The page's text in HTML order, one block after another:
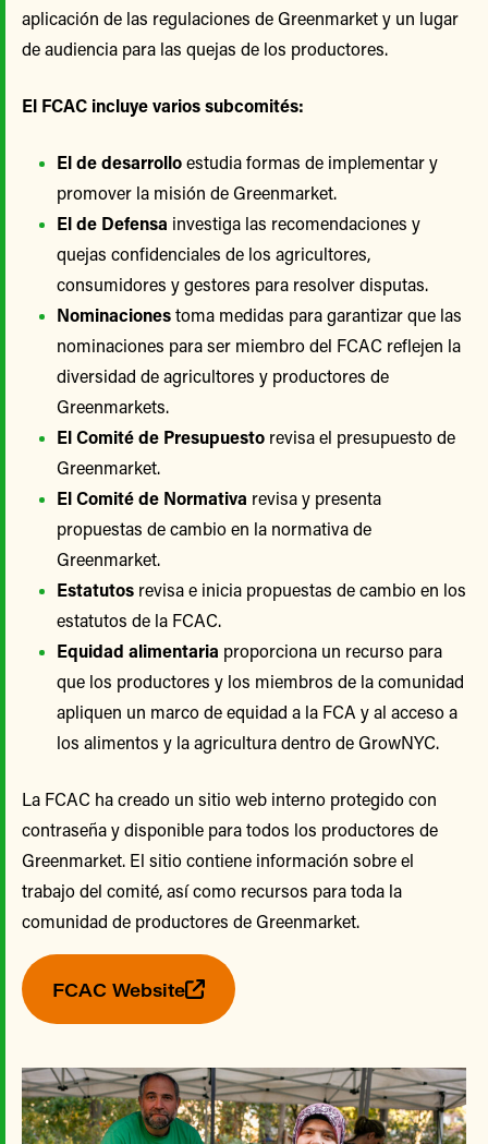
aplicación de las regulaciones de Greenmarket y un lugar
de audiencia para las quejas de los productores.
El FCAC incluye varios subcomités:
El de desarrolloestudia formas de implementar y
promover la misión de Greenmarket.
El de Defensa investiga las recomendaciones y
quejas confidenciales de los agricultores,
consumidores y gestores para resolver disputas.
Nominacionestoma medidas para garantizar que las
nominaciones para ser miembro del FCAC reflejen la
diversidad de agricultores y productores de
Greenmarkets.
El Comité de Presupuesto revisa el presupuesto de
Greenmarket.
El Comité de Normativa revisa y presenta
propuestas de cambio en la normativa de
Greenmarket.
Estatutos revisa e inicia propuestas de cambio en los
estatutos de la FCAC.
Equidad alimentaria proporciona un recurso para
que los productores y los miembros de la comunidad
apliquen un marco de equidad a la FCA y al acceso a
los alimentos y la agricultura dentro de GrowNYC.
La FCAC ha creado un sitio web interno protegido con
contraseña y disponible para todos los productores de
Greenmarket. El sitio contiene información sobre el
trabajo del comité, así como recursos para toda la
comunidad de productores de Greenmarket.
FCAC Website